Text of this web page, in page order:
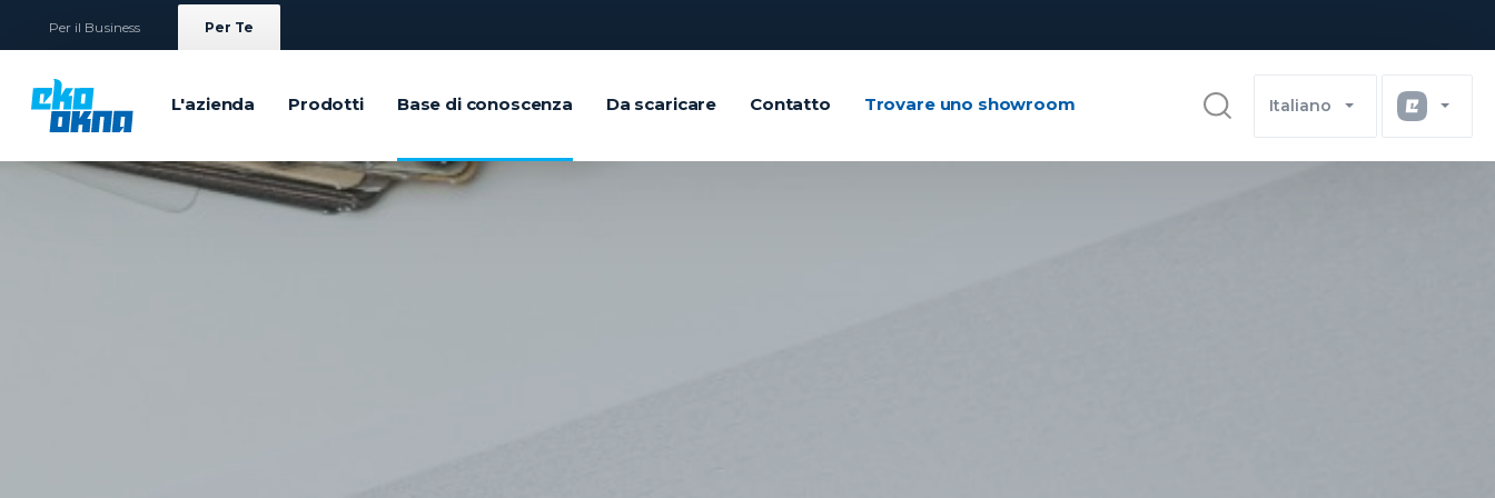
Per il Business Per Te
L'azienda Prodotti Base di conoscenza Da scaricare Contatto Trovare uno showroom Italiano